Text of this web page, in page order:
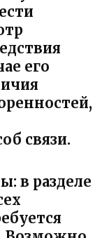
его
связи.
: в разделе